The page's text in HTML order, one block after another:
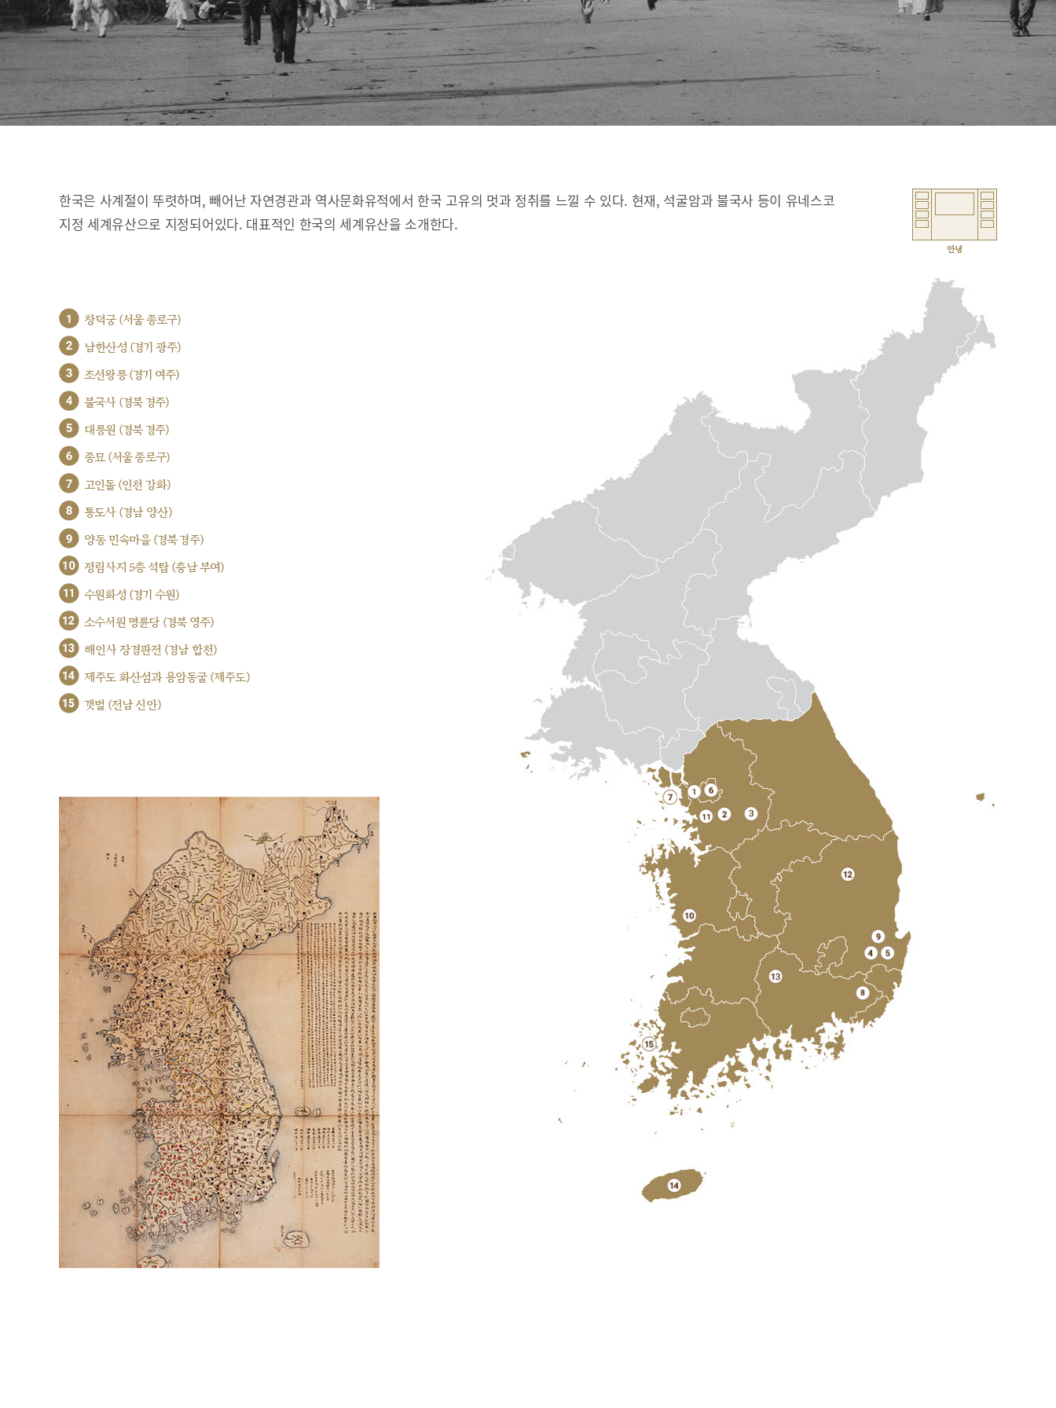
한국은 사계절이 뚜렷하며, 빼어난 자연경관과 역사문화유적에서 한국 고유의 멋과 정취를 느낄 수 있다. 현재, 석굴암과 불국사 등이 유네스코
지정 세계유산으로 지정되어있다. 대표적인 한국의 세계유산을 소개한다.
안녕
1 창덕궁 (서울 종로구)
2 남한산성 (경기 광주)
3 조선왕릉 (경기 여주)
4 불국사 (경북 경주)
5 대릉원 (경북 경주)
6 종묘 (서울 종로구)
7 고인돌 (인천 강화)
8 통도사 (경남 양산)
9 양동 민속마을 (경북 경주)
10 정림사지 5층 석탑 (충남 부여)
11 수원화성 (경기 수원)
12 소수서원 명륜당 (경북 영주)
13 해인사 장경판전 (경남 합천)
14 제주도 화산섬과 용암동굴 (제주도)
15 갯벌 (전남 신안)